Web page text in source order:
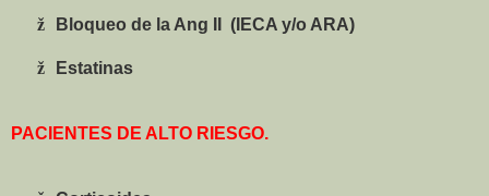
ž Bloqueo de la Ang II (IECA y/o ARA)
ž Estatinas
PACIENTES DE ALTO RIESGO.